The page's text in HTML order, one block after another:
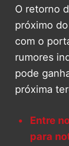
O retorno
próximo
com o
rumores
pode
próxima
Entre
para